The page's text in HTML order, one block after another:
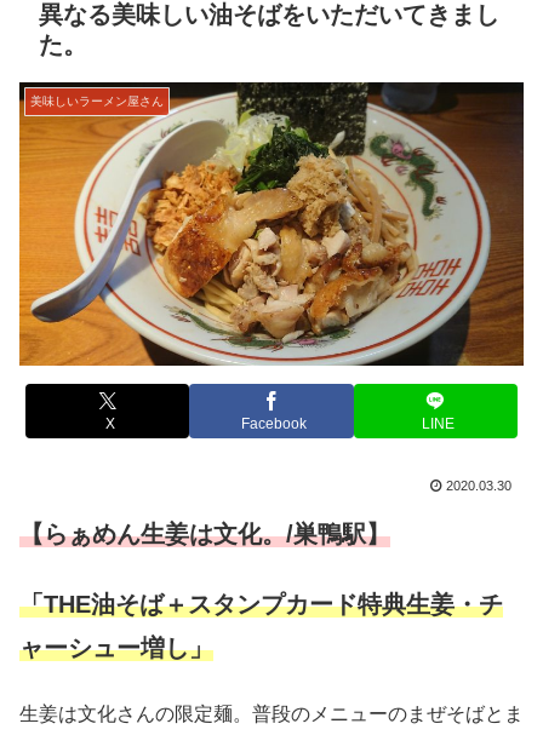
異なる美味しい油そばをいただいてきまし
た。
美味しいラーメン屋さん
X Facebook LINE
2020.03.30
【らぁめん生姜は文化。/巣鴨駅】
「THE油そば＋スタンプカード特典生姜・チ
ャーシュー増し」
生姜は文化さんの限定麺。普段のメニューのまぜそばとま